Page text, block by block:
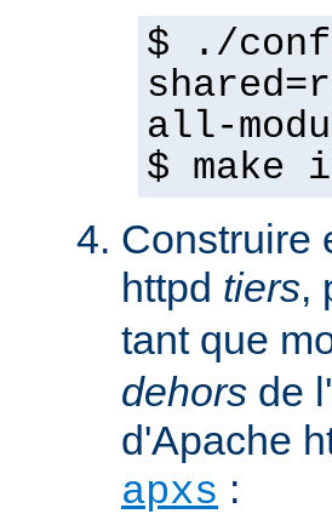
$ ./
all-
$ make
Construire
httpd tiers,
tant que
dehors de
d'Apache
apxs :